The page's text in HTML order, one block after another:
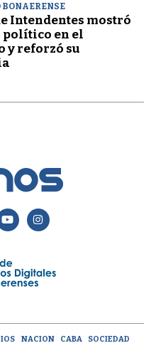
BONAERENSE
Intendentes mostró
político en el
y reforzó su
NACION CABA
SOCIEDAD